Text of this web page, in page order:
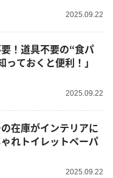
2025.09.22
！道具不要の“食パ
ておくと便利！」
2025.09.22
在庫がインテリアに
れトイレットペーパ
2025.09.22